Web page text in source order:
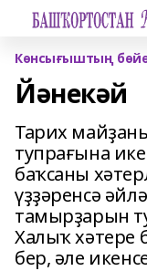
Көнсығыштың
Йәнекәй
Тарих
тупрағына
баҡсаны
үҙҙәренсә
тамырҙарын
Халыҡ хәтере
бер, әле